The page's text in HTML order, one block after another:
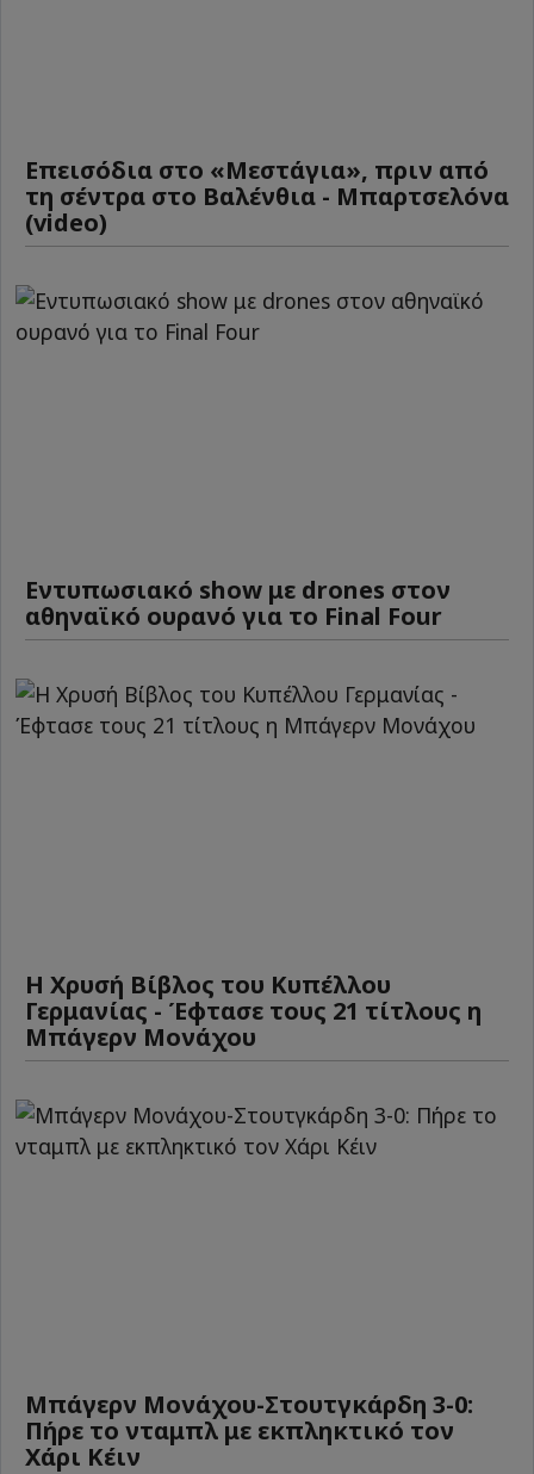
Επεισόδια στο «Μεστάγια», πριν από
τη σέντρα στο Βαλένθια - Μπαρτσελόνα
(video)
Εντυπωσιακό show με drones στον
αθηναϊκό ουρανό για το Final Four
Η Χρυσή Βίβλος του Κυπέλλου
Γερμανίας - Έφτασε τους 21 τίτλους η
Μπάγερν Μονάχου
Μπάγερν Μονάχου-Στουτγκάρδη 3-0:
Πήρε το νταμπλ με εκπληκτικό τον
Χάρι Κέιν